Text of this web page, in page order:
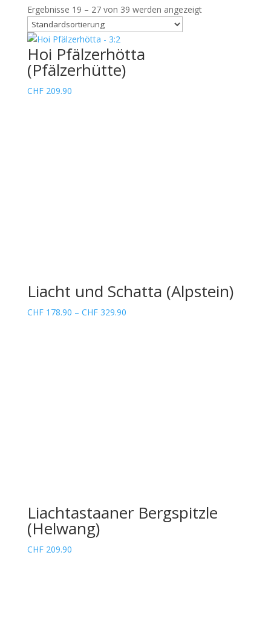
Ergebnisse 19 – 27 von 39 werden angezeigt
Hoi Pfälzerhötta
(Pfälzerhütte)
CHF209.90
Liacht und Schatta (Alpstein)
CHF178.90 – CHF329.90Preisspanne:
Liachtastaaner Bergspitzle
(Helwang)
CHF209.90